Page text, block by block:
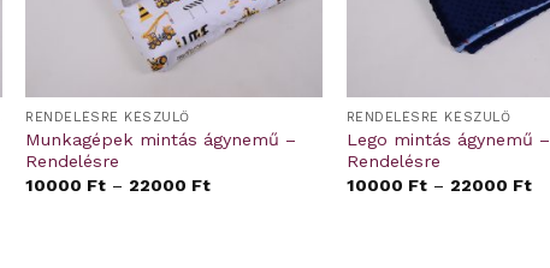
RENDELÉSRE KÉSZÜLŐ
Munkagépek mintás ágynemű –
Rendelésre
10000 Ft – 22000 Ft
RENDELÉSRE KÉSZÜLŐ
Lego mintás ágynemű –
Rendelésre
10000 Ft– 22000 Ft